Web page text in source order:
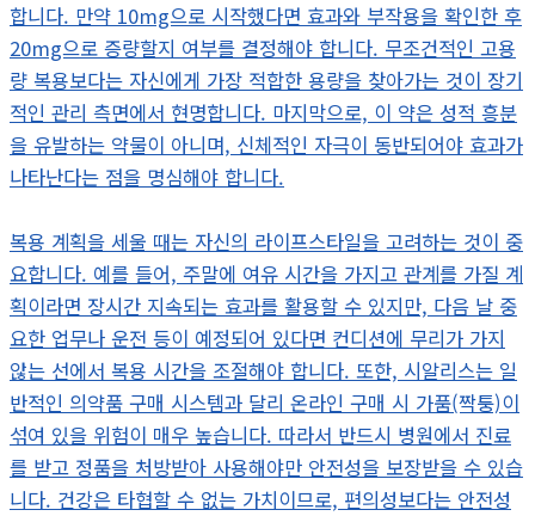
합니다. 만약 10mg으로 시작했다면 효과와 부작용을 확인한 후
20mg으로 증량할지 여부를 결정해야 합니다. 무조건적인 고용
량 복용보다는 자신에게 가장 적합한 용량을 찾아가는 것이 장기
적인 관리 측면에서 현명합니다. 마지막으로, 이 약은 성적 흥분
을 유발하는 약물이 아니며, 신체적인 자극이 동반되어야 효과가
나타난다는 점을 명심해야 합니다.
복용 계획을 세울 때는 자신의 라이프스타일을 고려하는 것이 중
요합니다. 예를 들어, 주말에 여유 시간을 가지고 관계를 가질 계
획이라면 장시간 지속되는 효과를 활용할 수 있지만, 다음 날 중
요한 업무나 운전 등이 예정되어 있다면 컨디션에 무리가 가지
않는 선에서 복용 시간을 조절해야 합니다. 또한, 시알리스는 일
반적인 의약품 구매 시스템과 달리 온라인 구매 시 가품(짝퉁)이
섞여 있을 위험이 매우 높습니다. 따라서 반드시 병원에서 진료
를 받고 정품을 처방받아 사용해야만 안전성을 보장받을 수 있습
니다. 건강은 타협할 수 없는 가치이므로, 편의성보다는 안전성